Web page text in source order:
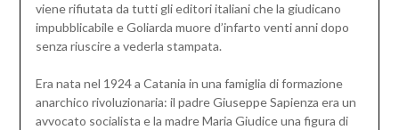
viene rifiutata da tutti gli editori italiani che la giudicano
impubblicabile e Goliarda muore d’infarto venti anni dopo
senza riuscire a vederla stampata.
Era nata nel 1924 a Catania in una famiglia di formazione
anarchico rivoluzionaria: il padre Giuseppe Sapienza era un
avvocato socialista e la madre Maria Giudice una figura di